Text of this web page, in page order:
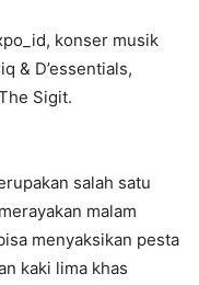
konser musik
& D’essentials,
Sigit.
salah satu
malam
menyaksikan pesta
kaki lima khas